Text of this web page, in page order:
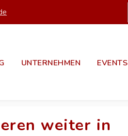
UNTERNEHMEN EVENTS
weiter in